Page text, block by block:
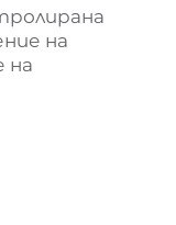
на
на